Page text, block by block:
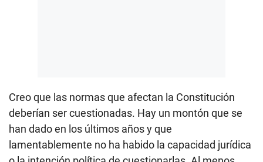
Creo que las normas que afectan la Constitución
deberían ser cuestionadas. Hay un montón que se
han dado en los últimos años y que
lamentablemente no ha habido la capacidad jurídica